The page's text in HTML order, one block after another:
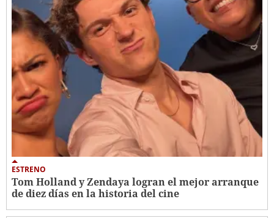
ESTRENO
Tom Holland y Zendaya logran el mejor arranque
de diez días en la historia del cine